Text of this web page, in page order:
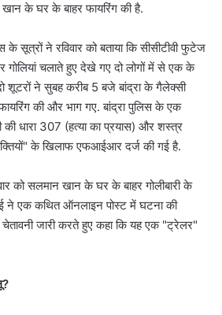
के घर के बाहर फायरिंग की है.
के सूत्रों ने रविवार को बताया कि सीसीटीवी फुटेज
चलाते हुए देखे गए दो लोगों में से एक के
शूटरों ने सुबह करीब 5 बजे बांद्रा के गैलेक्सी
की और भाग गए. बांद्रा पुलिस के एक
की धारा 307 (हत्या का प्रयास) और शस्त्र
के खिलाफ एफआईआर दर्ज की गई है.
को सलमान खान के घर के बाहर गोलीबारी के
ने एक कथित ऑनलाइन पोस्ट में घटना की
जारी करते हुए कहा कि यह एक "ट्रेलर"